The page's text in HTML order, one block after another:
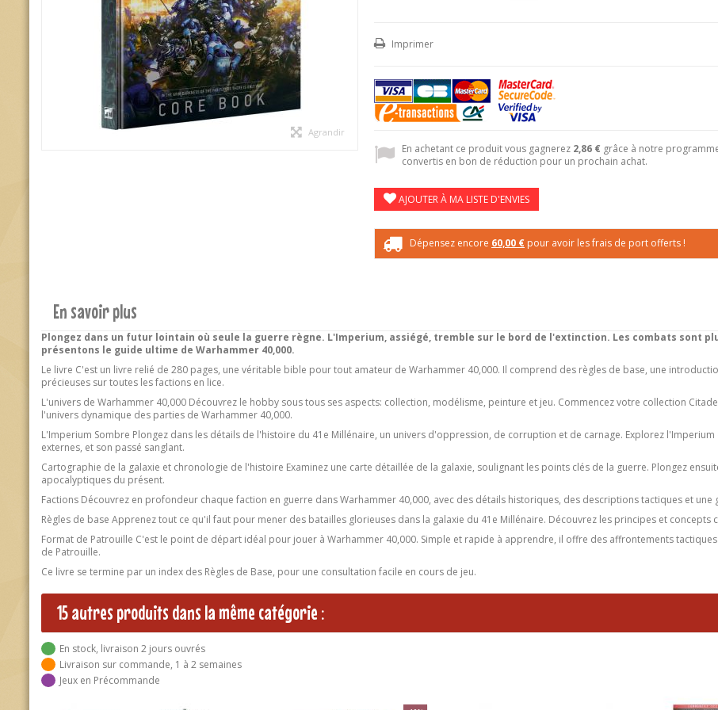
Agrandir
Imprimer
En achetant ce produit vous gagnerez 2,86 € grâce à notre
convertis en bon de réduction pour un prochain achat.
AJOUTER À MA LISTE D'ENVIES
Dépensez encore 60,00 €pour avoir les frais de port offerts !
En savoir plus
Plongez dans un futur lointain où seule la guerre règne. L'Imperium, assiégé, tremble sur le bord de l'extinction. Les combats sont
présentons le guide ultime de Warhammer 40,000.
Le livre C'est un livre relié de 280 pages, une véritable bible pour tout amateur de Warhammer 40,000. Il comprend des règles de base, une
précieuses sur toutes les factions en lice.
L'univers de Warhammer 40,000 Découvrez le hobby sous tous ses aspects: collection, modélisme, peinture et jeu. Commencez votre collection
l'univers dynamique des parties de Warhammer 40,000.
L'Imperium Sombre Plongez dans les détails de l'histoire du 41e Millénaire, un univers d'oppression, de corruption et de carnage. Explorez
externes, et son passé sanglant.
Cartographie de la galaxie et chronologie de l'histoire Examinez une carte détaillée de la galaxie, soulignant les points clés de la guerre. Plongez
apocalyptiques du présent.
Factions Découvrez en profondeur chaque faction en guerre dans Warhammer 40,000, avec des détails historiques, des descriptions tactiques et une
Règles de base Apprenez tout ce qu'il faut pour mener des batailles glorieuses dans la galaxie du 41e Millénaire. Découvrez les principes et concepts
Format de Patrouille C'est le point de départ idéal pour jouer à Warhammer 40,000. Simple et rapide à apprendre, il offre des affrontements
de Patrouille.
Ce livre se termine par un index des Règles de Base, pour une consultation facile en cours de jeu.
15 autres produits dans la même catégorie :
En stock, livraison 2 jours ouvrés
Livraison sur commande, 1 à 2 semaines
Jeux en Précommande